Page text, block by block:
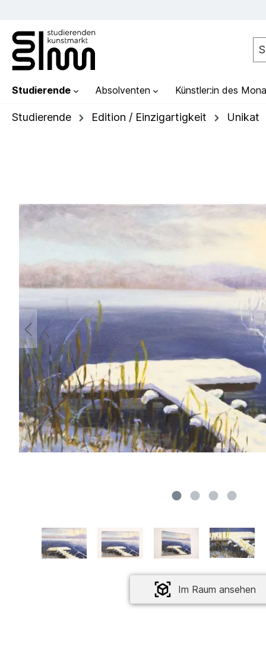
Studierende Absolventen Künstler:in des
Studierende Edition / Einzigartigkeit Unikat
Im Raum ansehen